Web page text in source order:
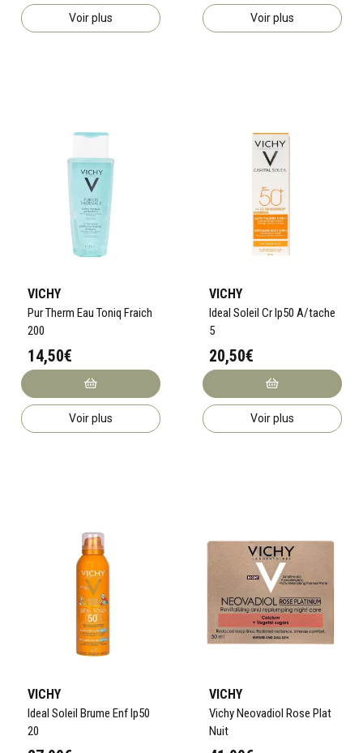
Voir plus Voir plus
VICHY
Pur Therm Eau Toniq Fraich
200
14,50€
Voir plus
VICHY
Ideal Soleil Cr Ip50 A/tache
5
20,50€
Voir plus
VICHY
Ideal Soleil Brume Enf Ip50
20
VICHY
Vichy Neovadiol Rose Plat
Nuit